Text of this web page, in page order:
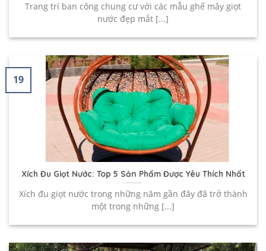
Trang trí ban công chung cư với các mẫu ghế mây giọt
nước đẹp mắt [...]
Xích Đu Giọt Nước: Top 5 Sản Phẩm Được Yêu Thích Nhất
Xích đu giọt nước trong những năm gần đây đã trở thành
một trong những [...]
19